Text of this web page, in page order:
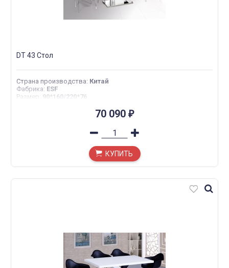
DT 43 Стол
Страна производства: Китай
Фабрика: ESF
Размер : 90*160/220*76
70 090 ₽
КУПИТЬ